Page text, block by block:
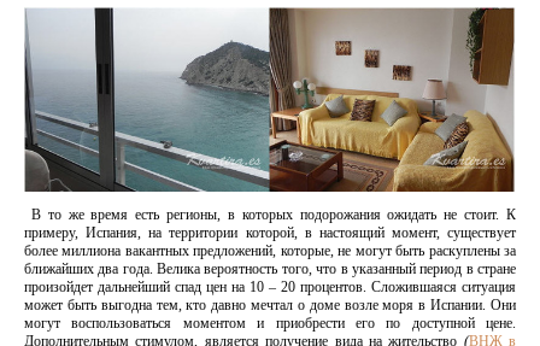
В то же время есть регионы, в которых подорожания ожидать не стоит. К
примеру, Испания, на территории которой, в настоящий момент, существует
более миллиона вакантных предложений, которые, не могут быть раскуплены за
ближайших два года. Велика вероятность того, что в указанный период в стране
произойдет дальнейший спад цен на 10 – 20 процентов. Сложившаяся ситуация
может быть выгодна тем, кто давно мечтал о доме возле моря в Испании. Они
могут воспользоваться моментом и приобрести его по доступной цене.
Дополнительным стимулом, является получение вида на жительство (ВНЖ в